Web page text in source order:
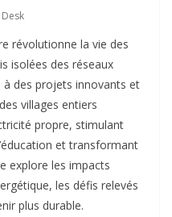
révolutionne la vie des
isolées des réseaux
à des projets innovants et
villages entiers
propre, stimulant
et transformant
explore les impacts
les défis relevés
plus durable.